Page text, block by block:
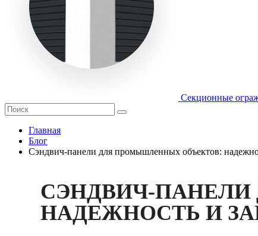
Секционные
Главная
Блог
Сэндвич-панели для промышленных объектов:
СЭНДВИЧ-
НАДЕЖНОСТЬ И